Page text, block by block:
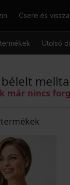
Csere és
Utolsó
már nincs